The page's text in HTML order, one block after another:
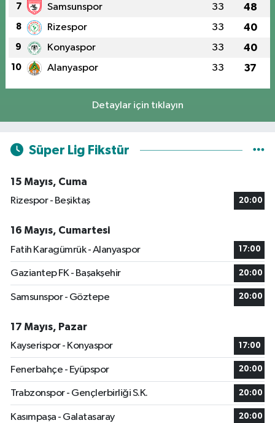
7 Samsunspor 33 48
8 Rizespor 33 40
9 Konyaspor 33 40
10 Alanyaspor 33 37
Detaylar için tıklayın
Süper Lig Fikstür
15 Mayıs, Cuma
Rizespor - Beşiktaş
20:00
16 Mayıs, Cumartesi
Fatih Karagümrük - Alanyaspor
17:00
Gaziantep FK - Başakşehir 20:00
Samsunspor - Göztepe 20:00
17 Mayıs, Pazar
Kayserispor - Konyaspor
17:00
Fenerbahçe - Eyüpspor 20:00
Trabzonspor - Gençlerbirliği S.K. 20:00
Kasımpaşa - Galatasaray 20:00